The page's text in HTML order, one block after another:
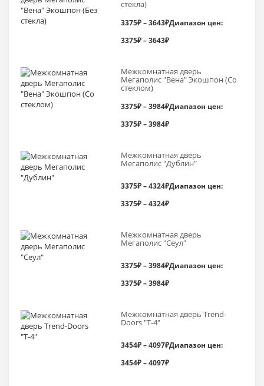
стекла)
3375₽–3643₽Диапазон цен:
3375₽ – 3643₽
Межкомнатная дверь
Мегаполис "Вена" Экошпон (Со
стеклом)
3375₽–3984₽Диапазон цен:
3375₽ – 3984₽
Межкомнатная дверь
Мегаполис "Дублин"
3375₽–4324₽Диапазон цен:
3375₽ – 4324₽
Межкомнатная дверь
Мегаполис "Сеул"
3375₽–3984₽Диапазон цен:
3375₽ – 3984₽
Межкомнатная дверь Trend-
Doоrs "Т-4"
3454₽–4097₽Диапазон цен:
3454₽ – 4097₽